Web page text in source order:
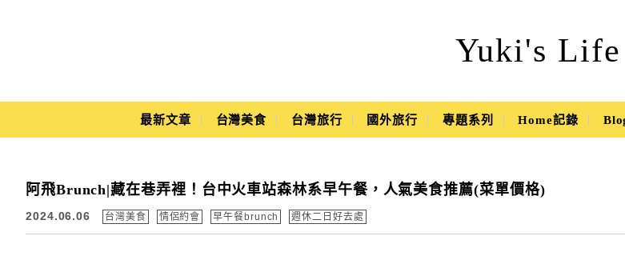
Yuki's Life
Yuki's Life
Main Menu
最新文章 台灣美食 台灣旅行 國外旅行 專題系列 Home記錄
阿飛Brunch|藏在巷弄裡！台中火車站森林系早午餐，人氣美食推薦(菜單價格)
2024.06.06 台灣美食 情侶約會 早午餐brunch 週休二日好去處